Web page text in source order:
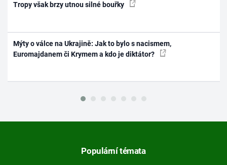
Tropy však brzy utnou silné bouřky
Mýty o válce na Ukrajině: Jak to bylo s nacismem,
Euromajdanem či Krymem a kdo je diktátor?
Populární témata